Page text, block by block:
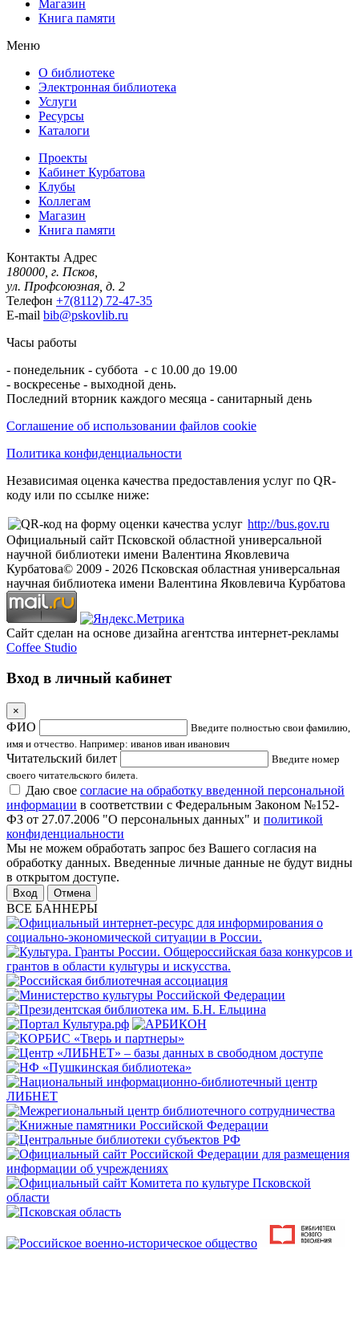
Магазин
Книга памяти
Меню
О библиотеке
Электронная библиотека
Услуги
Ресурсы
Каталоги
Проекты
Кабинет Курбатова
Клубы
Коллегам
Магазин
Книга памяти
Контакты Адрес
180000, г. Псков,
ул. Профсоюзная, д. 2
Телефон +7(8112) 72-47-35
E-mail bib@pskovlib.ru
Часы работы
- понедельник - суббота - с 10.00 до 19.00
- воскресенье - выходной день.
Последний вторник каждого месяца - санитарный день
Соглашение об использовании файлов cookie
Политика конфиденциальности
Независимая оценка качества предоставления услуг по QR-
коду или по ссылке ниже:
http://bus.gov.ru
Официальный сайт Псковской областной универсальной
научной библиотеки имени Валентина Яковлевича
Курбатова© 2009 - 2026 Псковская областная универсальная
научная библиотека имени Валентина Яковлевича Курбатова
Сайт сделан на основе дизайна агентства интернет-рекламы
Coffee Studio
Вход в личный кабинет
×
ФИО
Введите полностью свои фамилию,
имя и отчество. Например: иванов иван иванович
Читательский билет
Введите номер
своего читательского билета.
Даю свое согласие на обработку введенной персональной
информации в соответствии с Федеральным Законом №152-
ФЗ от 27.07.2006 "О персональных данных" и политикой
конфиденциальности
Мы не можем обработать запрос без Вашего согласия на
обработку данных. Введенные личные данные не будут видны
в открытом доступе.
Отмена
ВСЕ БАННЕРЫ